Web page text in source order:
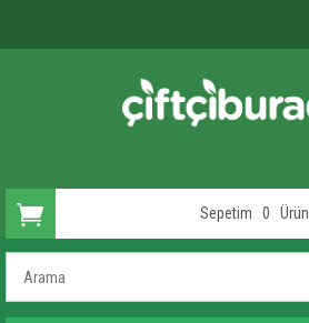
Sepetim 0 Ürün